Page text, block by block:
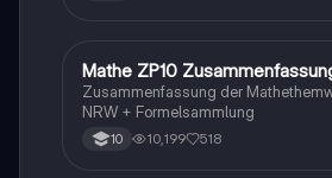
Mathe
Mathe ZP10
Zusammenfassung der
NRW + Formelsammlung
10 10,199 518